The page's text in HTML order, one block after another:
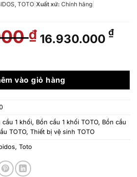
TOTO Xuất xứ: Chính hãng
₫ Giá
gốc
26.051.000 ₫.
16.930.000 ₫Giá
là:
minh nắp Daelim Dobidos
vào giỏ hàng
cầu 1 khối, Bồn cầu 1 khối TOTO, Bồn cầu
TOTO, Thiết bị vệ sinh TOTO
, Toto